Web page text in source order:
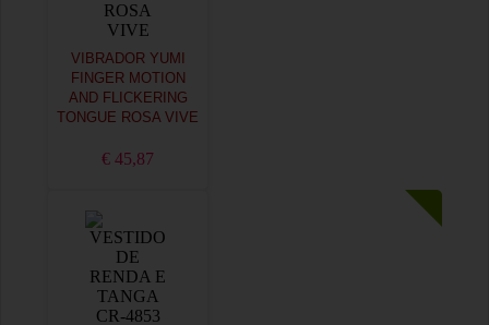
VIBRADOR YUMI
FINGER MOTION
AND FLICKERING
TONGUE ROSA VIVE
€ 45,87